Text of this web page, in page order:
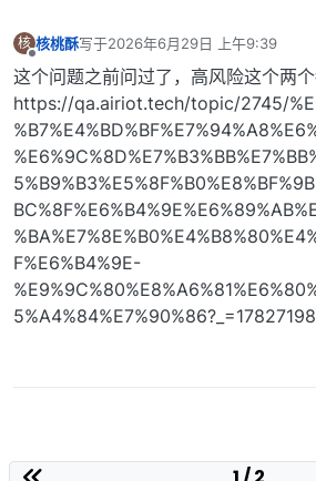
核
离线
核桃酥写于2026年6月29日 上午9:39
最后由 编辑
这个问题之前问过了，高风险这个两
https://qa.airiot.tech/topic/2745/
F%E6%B4%9E-